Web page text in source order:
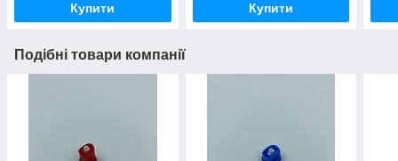
Купити Купити
Подібні товари компанії